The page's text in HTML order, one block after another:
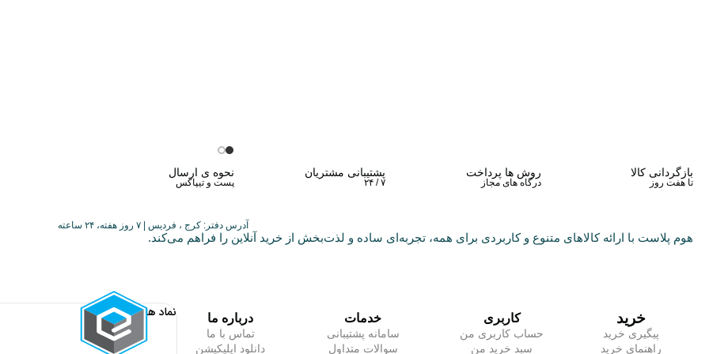
بازگردانی کالا
تا هفت روز
روش ها پرداخت
درگاه های مجاز
پشتیبانی مشتریان
۷ / ۲۴
نحوه ی ارسال
پست و تیپاکس
آدرس دفتر: کرج ، فردیس | ۷ روز هفته، ۲۴ ساعته
هوم پلاست با ارائه کالاهای متنوع و کاربردی برای همه، تجربه‌ای ساده و لذت‌بخش از خرید آنلاین را فراهم می‌کند.
خرید
پیگیری خرید
راهنمای خرید
کاربری
حساب کاربری من
سبد خرید من
خدمات
سامانه پشتیبانی
سوالات متداول
درباره ما
تماس با ما
دانلود اپلیکیشن
نماد ها